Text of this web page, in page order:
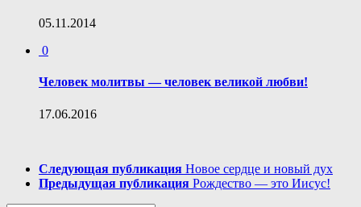
05.11.2014
0
Человек молитвы — человек великой любви!
17.06.2016
Следующая публикация Новое сердце и новый дух
Предыдущая публикация Рождество — это Иисус!